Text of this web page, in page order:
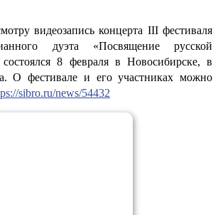
видеозапись концерта III фестиваля
дуэта «Посвящение русской
8 февраля в Новосибирске, в
О фестивале и его участниках можно
sibro.ru/news/54432